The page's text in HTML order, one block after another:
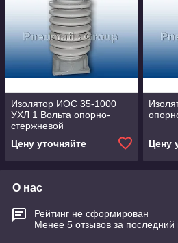
Изолятор ИОС 35-1000
УХЛ 1 Вольта опорно-
стержневой
Цену уточняйте
Цену
О нас
Рейтинг не сформирован
Менее 5 отзывов за последний